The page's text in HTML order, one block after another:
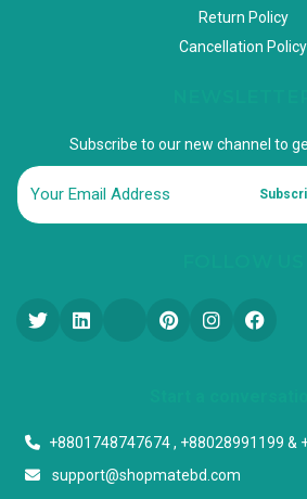
Return Policy
Cancellation Policy
Subscribe to our new channel to
+8801748747674 , +88028991199 &
support@shopmatebd.com